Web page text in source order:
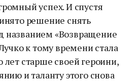
успех. И спустя
решение снять
названием «Возвращение
к тому времени стала
лет старше своей героини,
и таланту этого снова